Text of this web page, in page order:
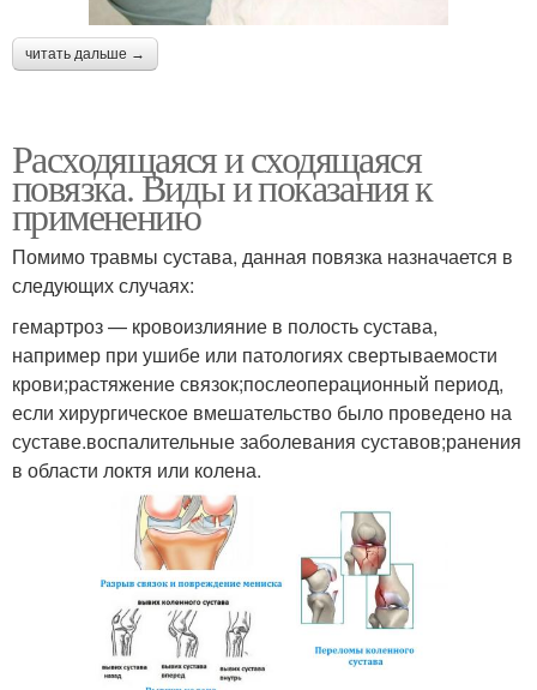
читать дальше →
Расходящаяся и сходящаяся
повязка. Виды и показания к
применению
Помимо травмы сустава, данная повязка назначается в
следующих случаях:
гемартроз — кровоизлияние в полость сустава,
например при ушибе или патологиях свертываемости
крови;растяжение связок;послеоперационный период,
если хирургическое вмешательство было проведено на
суставе.воспалительные заболевания суставов;ранения
в области локтя или колена.